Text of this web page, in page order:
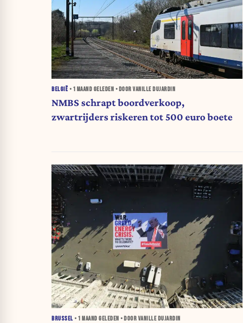
BELGIË • 1 MAAND GELEDEN • DOOR VANILLE DUJARDIN
NMBS schrapt boordverkoop,
zwartrijders riskeren tot 500 euro boete
BRUSSEL • 1 MAAND GELEDEN • DOOR VANILLE DUJARDIN